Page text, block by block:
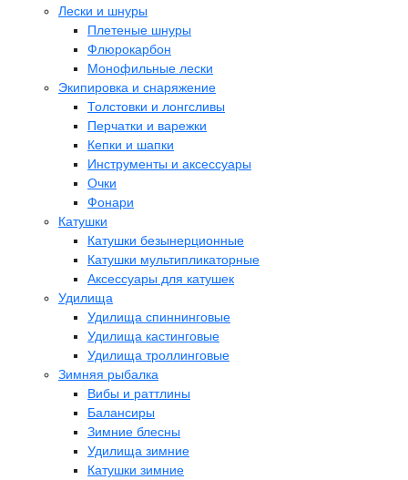
Лески и шнуры
Плетеные шнуры
Флюрокарбон
Монофильные лески
Экипировка и снаряжение
Толстовки и лонгсливы
Перчатки и варежки
Кепки и шапки
Инструменты и аксессуары
Очки
Фонари
Катушки
Катушки безынерционные
Катушки мультипликаторные
Аксессуары для катушек
Удилища
Удилища спиннинговые
Удилища кастинговые
Удилища троллинговые
Зимняя рыбалка
Вибы и раттлины
Балансиры
Зимние блесны
Удилища зимние
Катушки зимние